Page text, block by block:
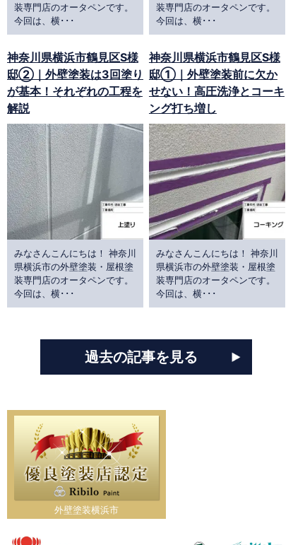
装専門店のオータペンです。
今回は、横･･･
装専門店のオータペンです。
今回は、横･･･
神奈川県横浜市鶴見区S様
邸②｜外壁塗装は3回塗り
が基本！それぞれの工程を
解説
みなさんこんにちは！ 神奈川
県横浜市の外壁塗装・屋根塗
装専門店のオータペンです。
今回は、横･･･
神奈川県横浜市鶴見区S様
邸①｜外壁塗装前に欠か
せない！高圧洗浄とコーキ
ング打ち増し
みなさんこんにちは！ 神奈川
県横浜市の外壁塗装・屋根塗
装専門店のオータペンです。
今回は、横･･･
過去の記事を見る
外壁塗装横浜市